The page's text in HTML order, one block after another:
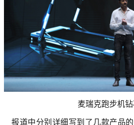
麦瑞克跑步机钻
报道中分别详细写到了几款产品